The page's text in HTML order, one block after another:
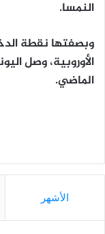
النمسا.
وبصفتها نقطة
الأوروبية، وصل
الماضي.
الأشهر